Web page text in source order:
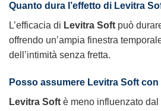
Quanto dura l’effetto di Levitra
L’efficacia di Levitra Soft può
offrendo un’ampia finestra
dell’intimità senza fretta.
Posso assumere Levitra Soft con
Levitra Soft è meno influenzato